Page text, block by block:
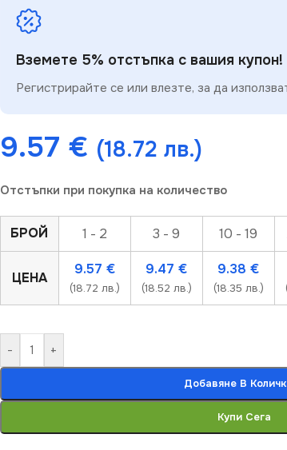
Вземете 5% отстъпка с вашия купон!
Регистрирайте се или влезте, за да
9.57 € (18.72 лв.)
Отстъпки при покупка на количество
БРОЙ 1 - 2 3 - 9 10 - 19
ЦЕНА
9.57 €
(18.72 лв.)
9.47€
(18.52 лв.)
9.38€
(18.35 лв.)
- +
Добавяне В
Купи Сега